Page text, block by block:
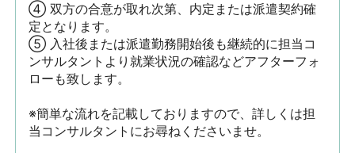
④ 双方の合意が取れ次第、内定または派遣契約確
定となります。
⑤ 入社後または派遣勤務開始後も継続的に担当コ
ンサルタントより就業状況の確認などアフターフォ
ローも致します。
※簡単な流れを記載しておりますので、詳しくは担
当コンサルタントにお尋ねくださいませ。